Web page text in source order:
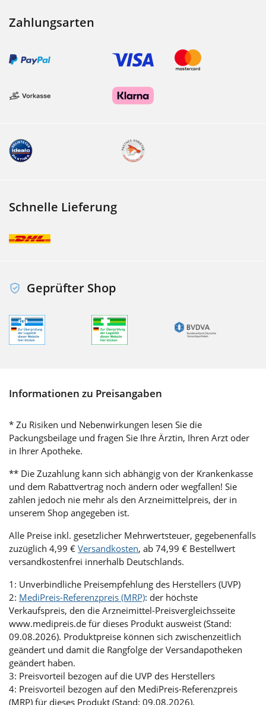
Zahlungsarten
Schnelle Lieferung
Geprüfter Shop
Informationen zu Preisangaben
* Zu Risiken und Nebenwirkungen lesen Sie die
Packungsbeilage und fragen Sie Ihre Ärztin, Ihren Arzt oder
in Ihrer Apotheke.
** Die Zuzahlung kann sich abhängig von der Krankenkasse
und dem Rabattvertrag noch ändern oder wegfallen! Sie
zahlen jedoch nie mehr als den Arzneimittelpreis, der in
unserem Shop angegeben ist.
Alle Preise inkl. gesetzlicher Mehrwertsteuer, gegebenenfalls
zuzüglich 4,99 € Versandkosten, ab 74,99 € Bestellwert
versandkostenfrei innerhalb Deutschlands.
1: Unverbindliche Preisempfehlung des Herstellers (UVP)
2: MediPreis-Referenzpreis (MRP): der höchste
Verkaufspreis, den die Arzneimittel-Preisvergleichsseite
www.medipreis.de für dieses Produkt ausweist (Stand:
09.08.2026). Produktpreise können sich zwischenzeitlich
geändert und damit die Rangfolge der Versandapotheken
geändert haben.
3: Preisvorteil bezogen auf die UVP des Herstellers
4: Preisvorteil bezogen auf den MediPreis-Referenzpreis
(MRP) für dieses Produkt (Stand: 09.08.2026).